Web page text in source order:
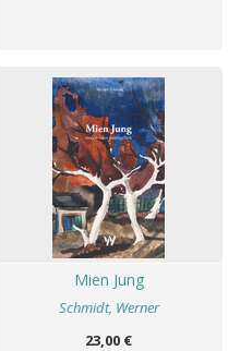
Mien Jung
Schmidt, Werner
23,00 €